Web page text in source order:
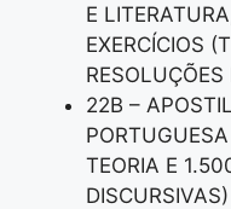
E
EXERCÍCIOS
22B –
TEORIA E